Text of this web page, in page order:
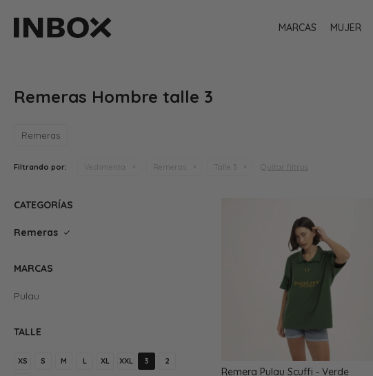
MARCAS MUJER
Remeras Hombre talle 3
Remeras
Filtrando por: Vestimenta Remeras Talle 3 Quitar filtros
Remera Pulau Scuffi - Verde
CATEGORÍAS
Remeras
MARCAS
Pulau
TALLE
XS S M L XL XXL 3 2